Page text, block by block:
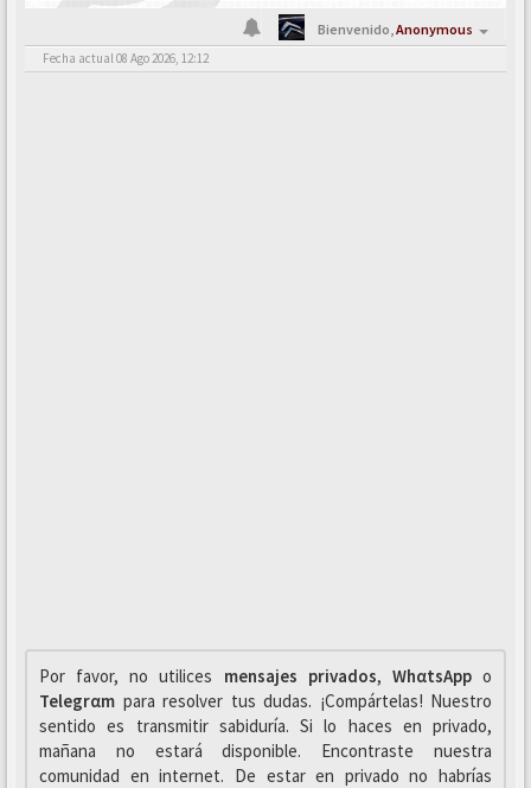
Bienvenido,Anonymous
Fecha actual 08 Ago 2026, 12:12
Por favor, no utilices mensajes privados, WhαtsAppo
Telegrαm para resolver tus dudas. ¡Compártelas! Nuestro
sentido es transmitir sabiduría. Si lo haces en privado,
mañana no estará disponible. Encontraste nuestra
comunidad en internet. De estar en privado no habrías